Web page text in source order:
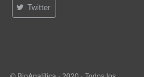
Twitter